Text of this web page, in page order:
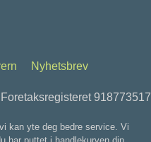
Nyhetsbrev
918773517
kan yte deg bedre service. Vi